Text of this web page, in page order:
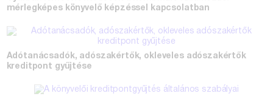
mérlegképes könyvelő képzéssel kapcsolatban
Adótanácsadók, adószakértők, okleveles adószakértők
kreditpont gyűjtése